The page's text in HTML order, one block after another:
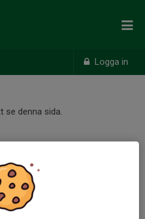
Logga in
se denna sida.